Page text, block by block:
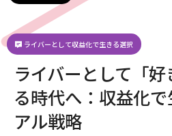
ライバーとして収益化で生きる選択
ライバーとして「
る時代へ：収益化
アル戦略